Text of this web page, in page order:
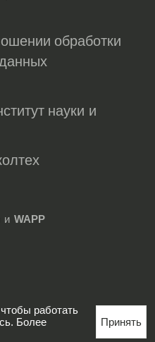
обработки
науки и
и WAPP
работать
Более
Принять